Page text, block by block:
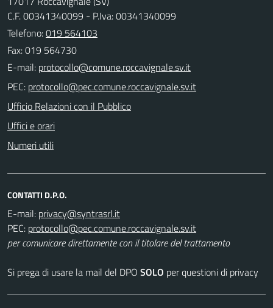
C.F. 00341340099 - P.Iva: 00341340099
Telefono:019 564103
Fax: 019 564730
E-mail:
PEC:
Ufficio Relazioni con il Pubblico
Uffici e orari
Numeri utili
CONTATTI D.P.O.
E-mail:
PEC:
per comunicare direttamente con il titolare del trattamento
Si prega di usare la mail del DPO SOLO per questioni di privacy